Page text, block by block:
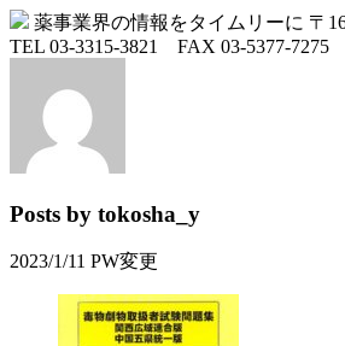
薬事業界の情報をタイムリーに 〒
TEL 03-3315-3821 FAX 03-5377-7275
Posts by tokosha_y
2023/1/11 PW変更